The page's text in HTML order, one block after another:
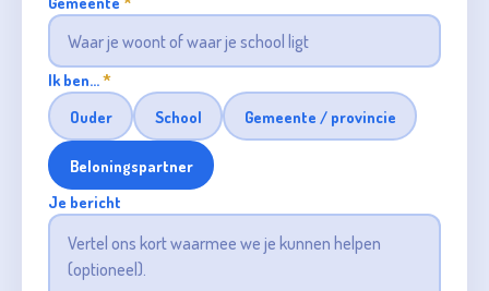
Ik ben…*
Ouder
School Gemeente / provincie
Beloningspartner
Je bericht